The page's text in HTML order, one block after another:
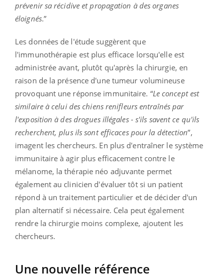
prévenir sa récidive et propagation à des organes
éloignés.”
Les données de l'étude suggèrent que
l'immunothérapie est plus efficace lorsqu'elle est
administrée avant, plutôt qu'après la chirurgie, en
raison de la présence d'une tumeur volumineuse
provoquant une réponse immunitaire. “Le concept est
similaire à celui des chiens renifleurs entraînés par
l'exposition à des drogues illégales - s'ils savent ce qu'ils
recherchent, plus ils sont efficaces pour la détection”,
imagent les chercheurs. En plus d'entraîner le système
immunitaire à agir plus efficacement contre le
mélanome, la thérapie néo adjuvante permet
également au clinicien d'évaluer tôt si un patient
répond à un traitement particulier et de décider d'un
plan alternatif si nécessaire. Cela peut également
rendre la chirurgie moins complexe, ajoutent les
chercheurs.
Une nouvelle référence